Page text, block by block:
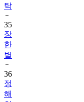
탁
35
장
한
별
36
정
해